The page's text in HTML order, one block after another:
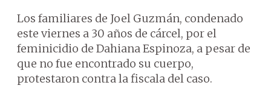
Los familiares de Joel Guzmán, condenado
este viernes a 30 años de cárcel, por el
feminicidio de Dahiana Espinoza, a pesar de
que no fue encontrado su cuerpo,
protestaron contra la fiscala del caso.